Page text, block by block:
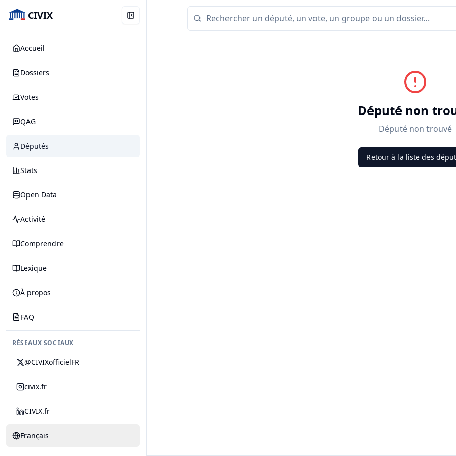
CIVIX
Accueil
Dossiers
Votes
QAG
Députés
Stats
Open Data
Activité
Comprendre
Lexique
À propos
FAQ
RÉSEAUX SOCIAUX
@CIVIXofficielFR
civix.fr
CIVIX.fr
Français
Député non
Député non trouvé
Retour à la liste des